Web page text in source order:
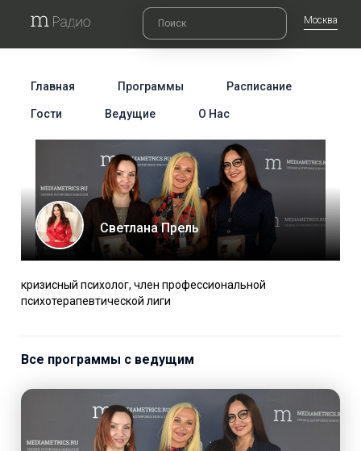
Москва
Главная Программы Расписание
Гости Ведущие О Нас
Светлана Прель
кризисный психолог, член профессиональной
психотерапевтической лиги
Все программы с ведущим